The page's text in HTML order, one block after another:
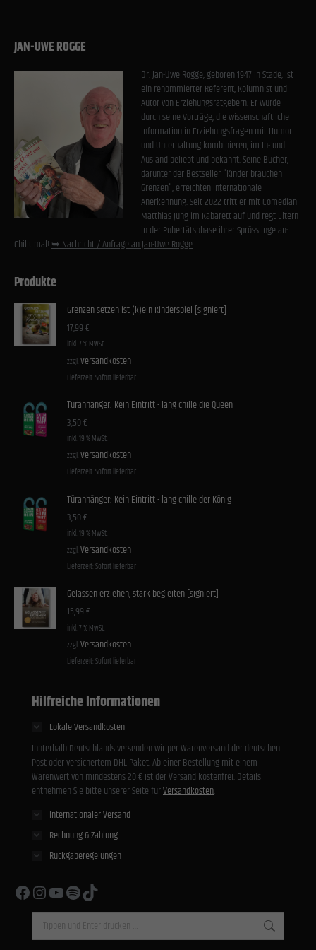
JAN-UWE ROGGE
Dr. Jan-Uwe Rogge, geboren 1947 in Stade, ist
ein renommierter Referent, Kolumnist und
Autor von Erziehungsratgebern. Er wurde
durch seine Vorträge, die wissenschaftliche
Information in Erziehungsfragen mit Humor
und Unterhaltung kombinieren, im In- und
Ausland beliebt und bekannt. Seine Bücher,
darunter der Bestseller "Kinder brauchen
Grenzen", erreichten internationale
Anerkennung. Seit 2022 tritt er mit Comedian
Matthias Jung im Kabarett auf und regt Eltern
in der Pubertätsphase ihrer Sprösslinge an:
Chillt mal!➥ Nachricht / Anfrage an Jan-Uwe Rogge
Produkte
Grenzen setzen ist (k)ein Kinderspiel [signiert]
17,99€
inkl. 7 % MwSt.
zzgl. Versandkosten
Lieferzeit: Sofort lieferbar
Türanhänger: Kein Eintritt - lang chille die Queen
3,50€
inkl. 19 % MwSt.
zzgl. Versandkosten
Lieferzeit: Sofort lieferbar
Türanhänger: Kein Eintritt - lang chille der König
3,50€
inkl. 19 % MwSt.
zzgl. Versandkosten
Lieferzeit: Sofort lieferbar
Gelassen erziehen, stark begleiten [signiert]
15,99€
inkl. 7 % MwSt.
zzgl. Versandkosten
Lieferzeit: Sofort lieferbar
Hilfreiche Informationen
Lokale Versandkosten
Innterhalb Deutschlands versenden wir per Warenversand der deutschen
Post oder versichertem DHL Paket. Ab einer Bestellung mit einem
Warenwert von mindestens 20 € ist der Versand kostenfrei. Details
entnehmen Sie bitte unserer Seite fürVersandkosten.
Internationaler Versand
Rechnung & Zahlung
Rückgaberegelungen
Facebook
Instagram
YouTube
Spotify
TikTok
Zurück
Datenschutzeinstellungen
Essenzielle Cookies ermöglichen grundlegende Funktionen und sind für die einwandfreie Funktion
der Website erforderlich.
Cookie-Informationen anzeigen
Statistiken (1)
Statistik Cookies erfassen Informationen anonym. Diese Informationen helfen uns zu verstehen, wie
Cookie-Informationen anzeigen
Externe Medien (2)
Inhalte von Videoplattformen und Social-Media-Plattformen werden standardmäßig blockiert. Wenn
Cookies von externen Medien akzeptiert werden, bedarf der Zugriff auf diese Inhalte keiner
manuellen Einwilligung mehr.